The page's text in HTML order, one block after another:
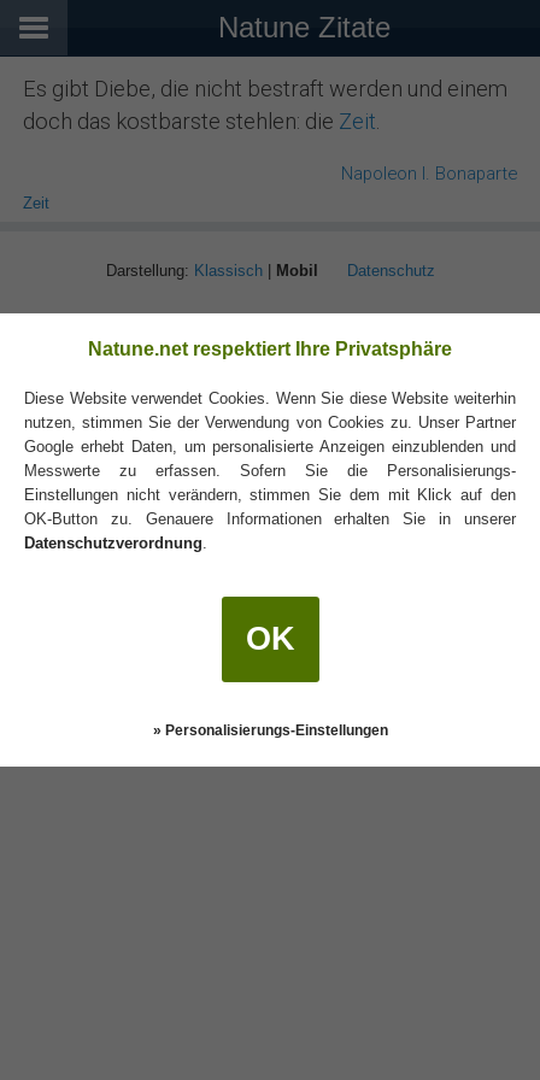
Natune Zitate
Es gibt Diebe, die nicht bestraft werden und einem
doch das kostbarste stehlen: die Zeit
Napoleon I. Bonaparte
Zeit
Darstellung: Klassisch| Mobil Datenschutz
Natune.net respektiert Ihre Privatsphäre
Diese Website verwendet Cookies. Wenn Sie diese Website weiterhin
nutzen, stimmen Sie der Verwendung von Cookies zu. Unser Partner
Google erhebt Daten, um personalisierte Anzeigen einzublenden und
Messwerte zu erfassen. Sofern Sie die Personalisierungs-
Einstellungen nicht verändern, stimmen Sie dem mit Klick auf den
OK-Button zu. Genauere Informationen erhalten Sie in unserer
Datenschutzverordnung.
OK
» Personalisierungs-Einstellungen